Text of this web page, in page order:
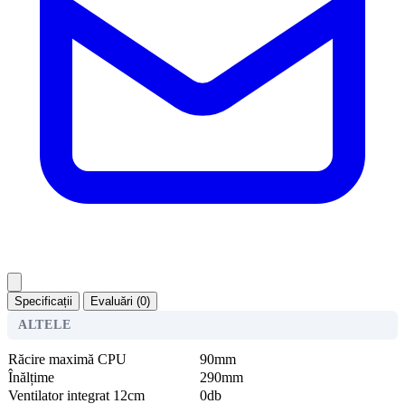
Specificații
Evaluări (0)
ALTELE
Răcire maximă CPU
90mm
Înălțime
290mm
Ventilator integrat 12cm
0db